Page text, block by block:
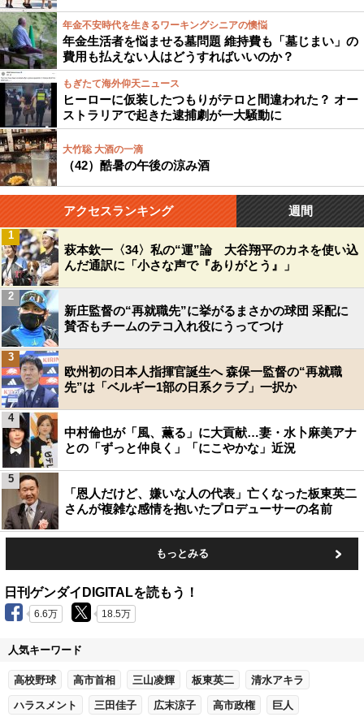
年金不安時代を生きるワーキングシニアの懊悩
年金生活者を悩ませる墓問題 維持費も「墓じまい」の
費用も払えない人はどうすればいいのか？
もぎたて海外仰天ニュース
ヒーローに仮装したつもりがテロと間違われた？ オー
ストラリアで起きた逮捕劇が一大騒動に
大竹聡 大酒の一滴
（42）酷暑の午後の涼み酒
アクセスランキング 週間
萩本欽一〈34〉私の“運”論 大谷翔平のカネを使い込
んだ通訳に「小さな声で『ありがとう』」
1
新庄監督の“再就職先”に挙がるまさかの球団 采配に
賛否もチームのテコ入れ役にうってつけ
2
欧州初の日本人指揮官誕生へ 森保一監督の“再就職
先”は「ベルギー1部の日系クラブ」一択か
3
中村倫也が「風、薫る」に大貢献…妻・水卜麻美アナ
との「ずっと仲良く」「にこやかな」近況
4
「恩人だけど、嫌いな人の代表」亡くなった板東英二
さんが複雑な感情を抱いたプロデューサーの名前
5
もっとみる
日刊ゲンダイDIGITALを読もう！
6.6万 18.5万
人気キーワード
高校野球 高市首相 三山凌輝 板東英二 清水アキラ
ハラスメント 三田佳子 広末涼子 高市政権 巨人